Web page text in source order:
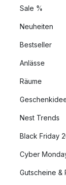
Sale %
Neuheiten
Bestseller
Anlässe
Räume
Nest Trends
Black Friday
Cyber
Gutscheine &